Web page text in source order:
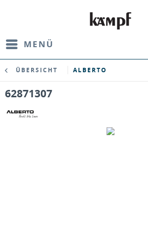
MENÜ
ÜBERSICHT ALBERTO
62871307